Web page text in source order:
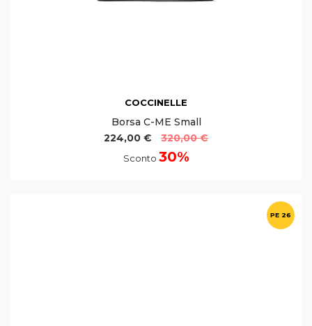
COCCINELLE
Borsa C-ME Small
224,00 €
320,00 €
Sconto 30%
PE 26